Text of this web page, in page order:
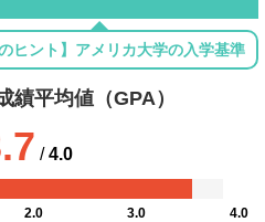
のヒント】アメリカ大学の入学基準
績平均値（GPA）
/4.0
2.0 3.0 4.0